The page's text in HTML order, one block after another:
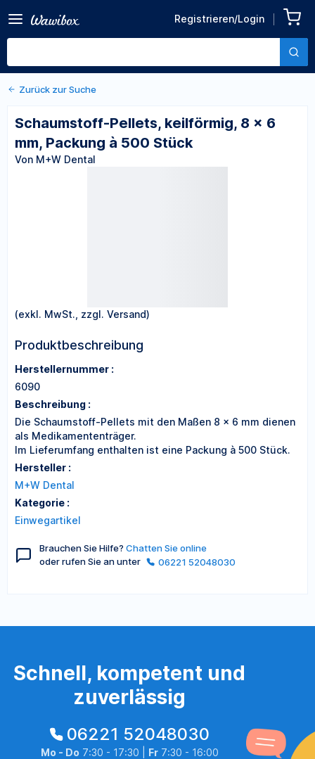
Registrieren/Login
keilförmig, 8 × 6 mm,
Packung à 500 Stück
Von M+W Dental
Zurück zu den Produktdetails
Zurück zur Suche
Schaumstoff-Pellets, keilförmig, 8 × 6
mm, Packung à 500 Stück
Von M+W Dental
(exkl. MwSt., zzgl. Versand)
Produktbeschreibung
Herstellernummer :
6090
Beschreibung :
Die Schaumstoff-Pellets mit den Maßen 8 × 6 mm dienen
als Medikamententräger.
Im Lieferumfang enthalten ist eine Packung à 500 Stück.
Hersteller :
M+W Dental
Kategorie :
Einwegartikel
Brauchen Sie Hilfe? Chatten Sie online
oder rufen Sie an unter
06221 52048030
Schnell, kompetent und
zuverlässig
06221 52048030
Mo - Do 7:30 - 17:30 | Fr7:30 - 16:00